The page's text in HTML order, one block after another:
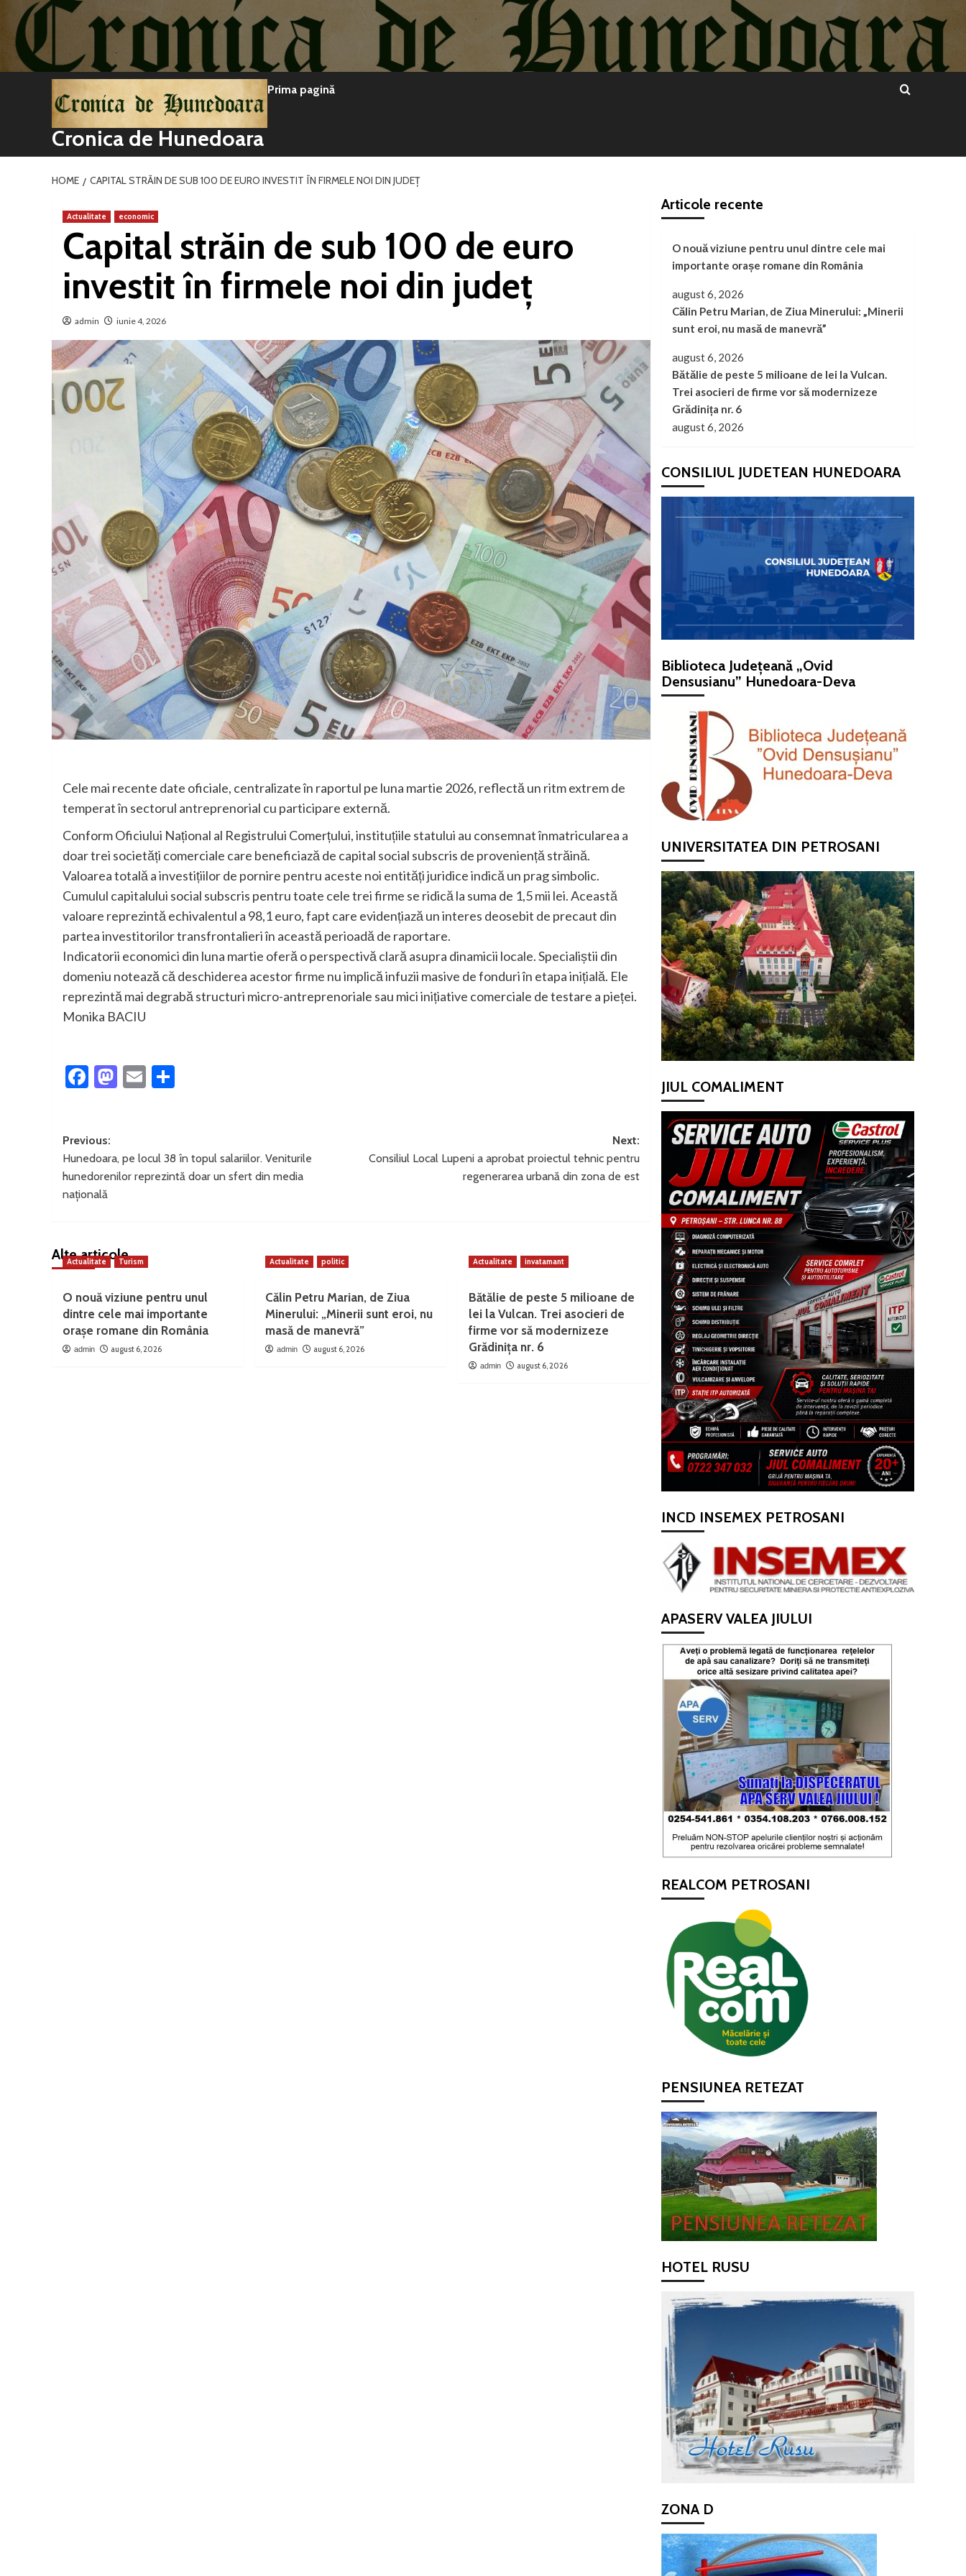
conținut
Cronica de Hunedoara
Prima pagină
HOME CAPITAL STRĂIN DE SUB 100 DE EURO INVESTIT ÎN FIRMELE NOI DIN JUDEȚ
Actualitate economic
Capital străin de sub 100 de euro
investit în firmele noi din județ
admin iunie 4, 2026
Cele mai recente date oficiale, centralizate în raportul pe luna martie 2026, reflectă un ritm extrem de
temperat în sectorul antreprenorial cu participare externă.
Conform Oficiului Național al Registrului Comerțului, instituțiile statului au consemnat înmatricularea a
doar trei societăți comerciale care beneficiază de capital social subscris de proveniență străină.
Valoarea totală a investițiilor de pornire pentru aceste noi entități juridice indică un prag simbolic.
Cumulul capitalului social subscris pentru toate cele trei firme se ridică la suma de 1,5 mii lei. Această
valoare reprezintă echivalentul a 98,1 euro, fapt care evidențiază un interes deosebit de precaut din
partea investitorilor transfrontalieri în această perioadă de raportare.
Indicatorii economici din luna martie oferă o perspectivă clară asupra dinamicii locale. Specialiștii din
domeniu notează că deschiderea acestor firme nu implică infuzii masive de fonduri în etapa inițială. Ele
reprezintă mai degrabă structuri micro-antreprenoriale sau mici inițiative comerciale de testare a pieței.
Monika BACIU
Facebook
Mastodon
Email
Post
navigation
Previous:
Hunedoara, pe locul 38 în topul salariilor. Veniturile
hunedorenilor reprezintă doar un sfert din media
națională
Next:
Consiliul Local Lupeni a aprobat proiectul tehnic pentru
regenerarea urbană din zona de est
Alte articole
Actualitate Turism
O nouă viziune pentru unul
dintre cele mai importante
orașe romane din România
admin august 6, 2026
Actualitate politic
Călin Petru Marian, de Ziua
Minerului: „Minerii sunt eroi, nu
masă de manevră”
admin august 6, 2026
Actualitate invatamant
Bătălie de peste 5 milioane de
lei la Vulcan. Trei asocieri de
firme vor să modernizeze
Grădinița nr. 6
admin august 6, 2026
Articole recente
O nouă viziune pentru unul dintre cele mai
importante orașe romane din România
august 6, 2026
Călin Petru Marian, de Ziua Minerului: „Minerii
sunt eroi, nu masă de manevră”
august 6, 2026
Bătălie de peste 5 milioane de lei la Vulcan.
Trei asocieri de firme vor să modernizeze
Grădinița nr. 6
august 6, 2026
CONSILIUL JUDETEAN HUNEDOARA
Biblioteca Județeană „Ovid
Densusianu” Hunedoara-Deva
UNIVERSITATEA DIN PETROSANI
JIUL COMALIMENT
INCD INSEMEX PETROSANI
APASERV VALEA JIULUI
REALCOM PETROSANI
PENSIUNEA RETEZAT
HOTEL RUSU
ZONA D